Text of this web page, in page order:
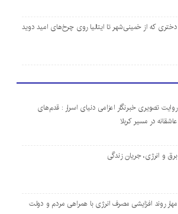
دختری که از خمینی‌شهر تا ایتالیا روی چرخ‌های امید دوید
روایت تصویری خبرنگار اعزامی دنیای اسرار : قدم‌های
عاشقانه در مسیر کربلا
برق و انرژی، جریان زندگی
مهار روند افزایشی مصرف انرژی با همراهی مردم و دولت